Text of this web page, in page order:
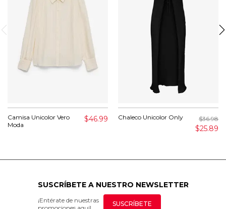
Camisa Unicolor Vero
Moda
$46.99 Chaleco Unicolor Only $36.98
$25.89
SUSCRÍBETE A NUESTRO NEWSLETTER
¡Entérate de nuestras
SUSCRÍBETE